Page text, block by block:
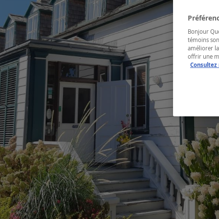
Bonjour
témoins
améliorer
offrir une